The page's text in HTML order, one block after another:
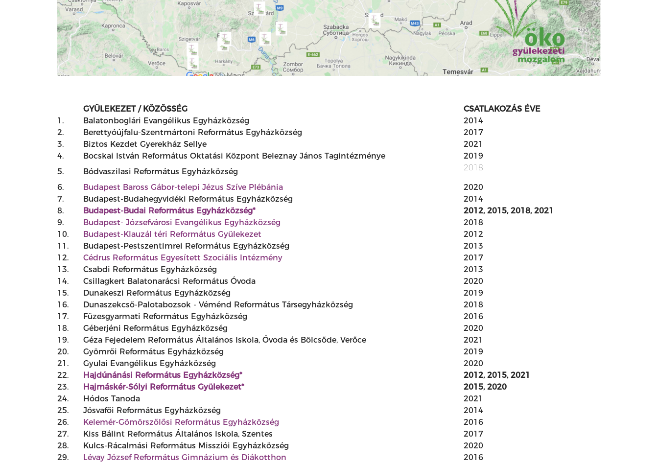
GYÜLEKEZET / KÖZÖSSÉG
CSATLAKOZÁS ÉVE
1.
Balatonboglári Evangélikus Egyházközség
2014
2.
Berettyóújfalu-Szentmártoni Református Egyházközség
2017
3.
Biztos Kezdet Gyerekház Sellye
2021
4.
Bocskai István Református Oktatási Központ Beleznay János Tagintézménye
2019
5.
Bódvaszilasi Református Egyházközség 2018
6. Budapest Baross Gábor-telepi Jézus Szíve Plébánia
2020
7.
Budapest-Budahegyvidéki Református Egyházközség
2014
8.
Budapest-Budai Református Egyházközség*
2012, 2015, 2018, 2021
9.
Budapest- Józsefvárosi Evangélikus Egyházközség
2018
10.
Budapest-Klauzál téri Református Gyülekezet
2012
11.
Budapest-Pestszentimrei Református Egyházközség
2013
12.
Cédrus Református Egyesített Szociális Intézmény
2017
13.
Csabdi Református Egyházközség
2013
14.
Csillagkert Balatonarácsi Református Óvoda
2020
15.
Dunakeszi Református Egyházközség
2019
16.
Dunaszekcső-Palotabozsok - Véménd Református Társegyházközség
2018
17.
Füzesgyarmati Református Egyházközség
2016
18.
Géberjéni Református Egyházközség
2020
19.
Géza Fejedelem Református Általános Iskola, Óvoda és Bölcsőde, Verőce
2021
20.
Gyömrői Református Egyházközség
2019
21.
Gyulai Evangélikus Egyházközség
2020
22.
Hajdúnánási Református Egyházközség*
2012, 2015, 2021
23.
Hajmáskér-Sólyi Református Gyülekezet*
2015, 2020
24.
Hódos Tanoda
2021
25.
Jósvafői Református Egyházközség
2014
26.
Kelemér-Gömörszőlősi Református Egyházközség
2016
27.
Kiss Bálint Református Általános Iskola, Szentes
2017
28.
Kulcs-Rácalmási Református Missziói Egyházközség
2020
29.
Lévay József Református Gimnázium és Diákotthon
2016